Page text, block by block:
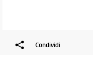
Condividi